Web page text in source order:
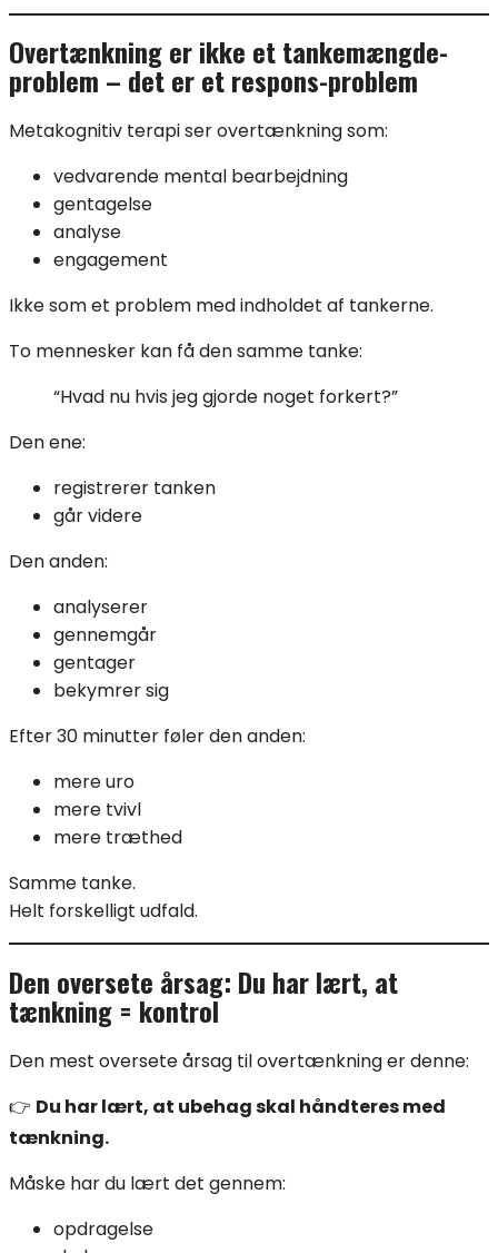
Overtænkning er ikke et tankemængde-
problem – det er et respons-problem
Metakognitiv terapi ser overtænkning som:
vedvarende mental bearbejdning
gentagelse
analyse
engagement
Ikke som et problem med indholdet af tankerne.
To mennesker kan få den samme tanke:
“Hvad nu hvis jeg gjorde noget forkert?”
Den ene:
registrerer tanken
går videre
Den anden:
analyserer
gennemgår
gentager
bekymrer sig
Efter 30 minutter føler den anden:
mere uro
mere tvivl
mere træthed
Samme tanke.
Helt forskelligt udfald.
Den oversete årsag: Du har lært, at
tænkning = kontrol
Den mest oversete årsag til overtænkning er denne:
👉 Du har lært, at ubehag skal håndteres med
tænkning.
Måske har du lært det gennem:
opdragelse